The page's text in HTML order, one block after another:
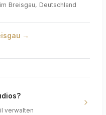
Breisgau, Deutschland
→
verwalten